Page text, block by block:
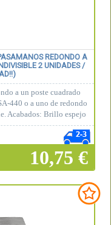
REDONDO A
2 UNIDADES /
a un poste cuadrado
440 o a uno de redondo
Acabados: Brillo espejo
10,75 €